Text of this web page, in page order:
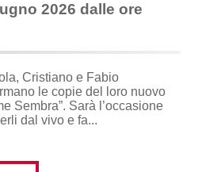
2026 dalle ore
Cristiano e Fabio
le copie del loro nuovo
Sembra”. Sarà l’occasione
dal vivo e fa...